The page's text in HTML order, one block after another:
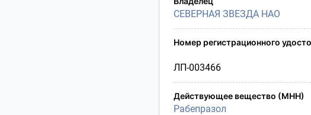
СЕВЕРНАЯ ЗВЕЗДА НАО
Номер регистрационного
ЛП-003466
Действующее вещество (МНН)
Рабепразол